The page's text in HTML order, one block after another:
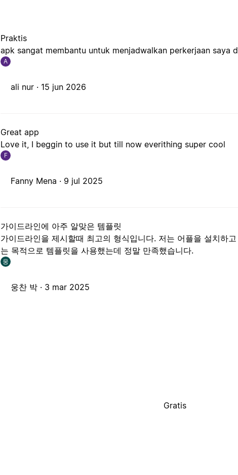
Praktis
apk sangat membantu untuk menjadwalkan perkerjaan saya
A
ali nur · 15 jun 2026
Great app
Love it, I beggin to use it but till now everithing super cool
F
Fanny Mena · 9 jul 2025
가이드라인에 아주 알맞은 템플릿
가이드라인을 제시할때 최고의 형식입니다. 저는 어플을 설치하
는 목적으로 템플릿을 사용했는데 정말 만족했습니다.
웅
웅찬 박 · 3 mar 2025
Gratis